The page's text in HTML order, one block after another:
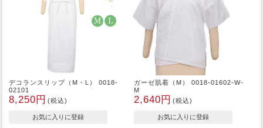
デコランスリップ（M・L） 0018-
02101
8,250円 (税込)
ガーゼ肌着（M） 0018-01602-W-
M
2,640円 (税込)